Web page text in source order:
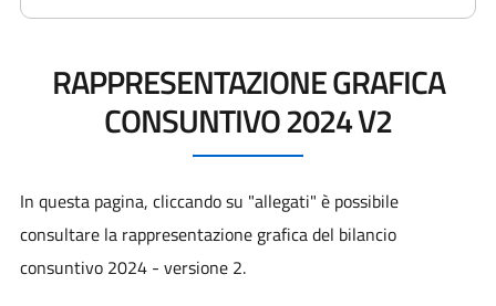
RAPPRESENTAZIONE GRAFICA
CONSUNTIVO 2024 V2
In questa pagina, cliccando su "allegati" è possibile
consultare la rappresentazione grafica del bilancio
consuntivo 2024 - versione 2.